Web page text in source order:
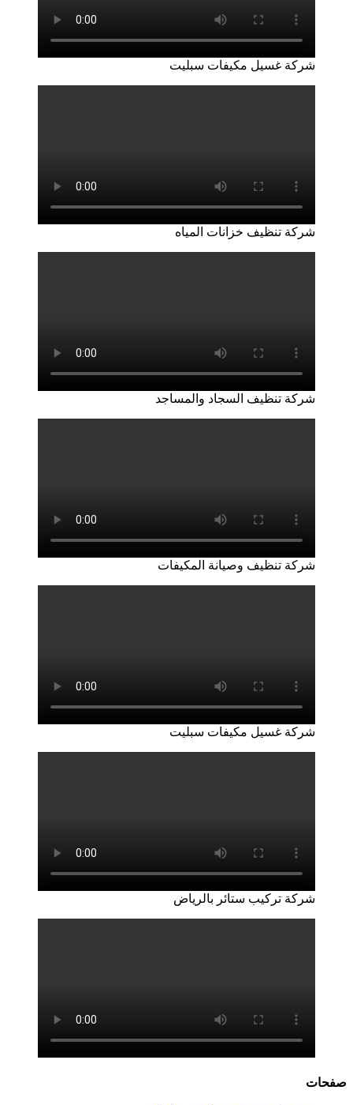
شركة غسيل مكيفات سبليت
شركة تنظيف خزانات المياه
شركة تنظيف السجاد والمساجد
شركة تنظيف وصيانة المكيفات
شركة غسيل مكيفات سبليت
شركة تركيب ستائر بالرياض